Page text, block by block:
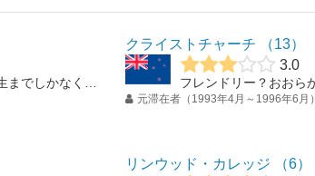
クライストチャーチ
13
3.0
元滞在者（1993年4月～1996年6月）
リンウッド・カレッジ 6